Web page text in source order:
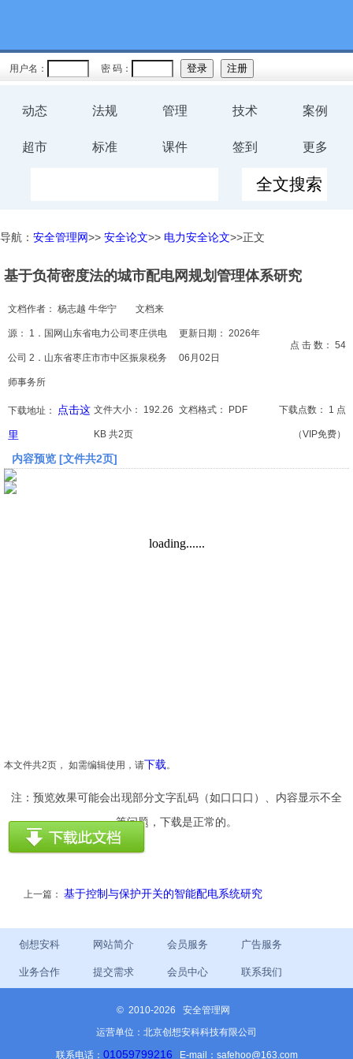
用户名： 密 码：
动态 法规 管理 技术 案例
超市 标准 课件 签到 更多
规程
预案
评价
生
环保
健康
体系
文档
常识
导航： 安全管理网>> 安全论文>> 电力安全论文>>正文
基于负荷密度法的城市配电网规划管理体系研究
文档作者： 杨志越 牛华宁 文档来
源： 1．国网山东省电力公司枣庄供电
公司 2．山东省枣庄市市中区振泉税务
师事务所
更新日期： 2026年
06月02日
点 击 数： 54
下载地址：
点击这
里
文件大小： 192.26
KB 共2页
文档格式： PDF 下载点数： 1 点
（VIP免费）
内容预览 [文件共2页]
本文件共2页， 如需编辑使用，请下载。
注：预览效果可能会出现部分文字乱码（如口口口）、内容显示不全
等问题，下载是正常的。
上一篇： 基于控制与保护开关的智能配电系统研究
创想安科 网站简介 会员服务 广告服务
业务合作 提交需求 会员中心 联系我们
© 2010-2026 安全管理网
运营单位：北京创想安科科技有限公司
联系电话： 01059799216 E-mail：safehoo@163.com